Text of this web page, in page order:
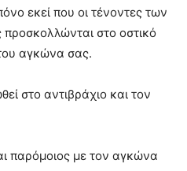
εκεί που οι τένοντες των
στο οστικό
αγκώνα σας.
στο αντιβράχιο και τον
παρόμοιος με τον αγκώνα